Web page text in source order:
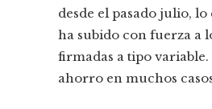
desde el pasado julio,
ha subido con fuerza a
firmadas a tipo
ahorro en muchos